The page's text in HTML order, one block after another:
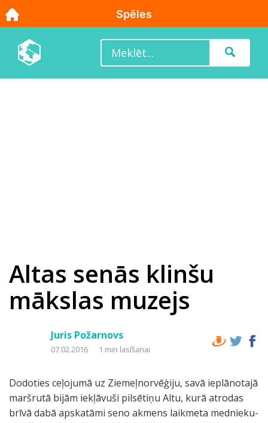
Altas senās klinšu
mākslas muzejs
Juris Požarnovs
07.02.2016 1 min lasīšanai
Dodoties ceļojumā uz Ziemeļnorvēģiju, savā ieplānotajā
maršrutā bijām iekļāvuši pilsētiņu Altu, kurā atrodas
brīvā dabā apskatāmi seno akmens laikmeta mednieku-